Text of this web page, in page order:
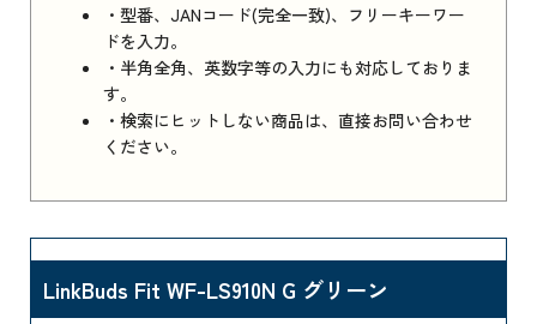
・型番、JANコード(完全一致)、フリーキーワー
ドを入力。
・半角全角、英数字等の入力にも対応しておりま
す。
・検索にヒットしない商品は、直接お問い合わせ
ください。
LinkBuds Fit WF-LS910N G グリーン